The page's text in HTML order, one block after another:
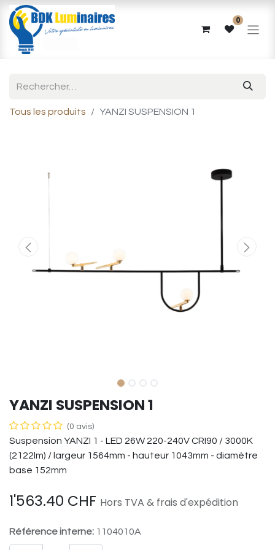
0
Tous les produits YANZI SUSPENSION 1
YANZI SUSPENSION 1
(0 avis)
Suspension YANZI 1 - LED 26W 220-240V CRI90 / 3000K
(2122lm) / largeur 1564mm - hauteur 1043mm - diamètre
base 152mm
1'563.40 CHF Hors TVA & frais d'expédition
Référence interne: 1104010A